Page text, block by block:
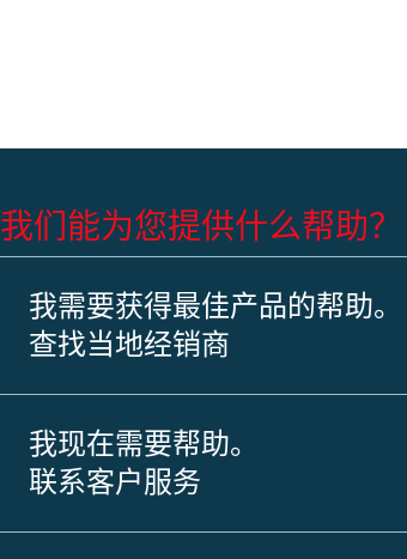
我们能为您提供什么帮助？
我需要获得最佳产品的帮助。
查找当地经销商
我现在需要帮助。
联系客户服务